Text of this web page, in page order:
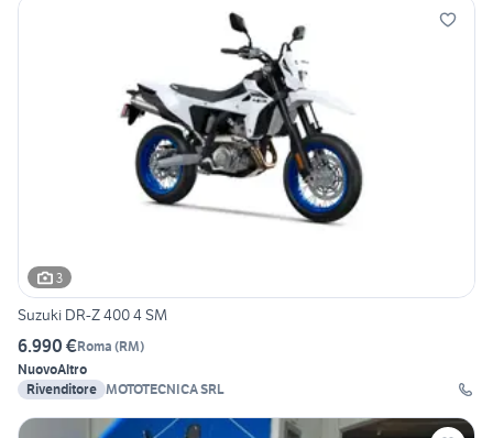
3
Suzuki DR-Z 400 4 SM
6.990 €Roma (RM)
NuovoAltro
Rivenditore MOTOTECNICA SRL